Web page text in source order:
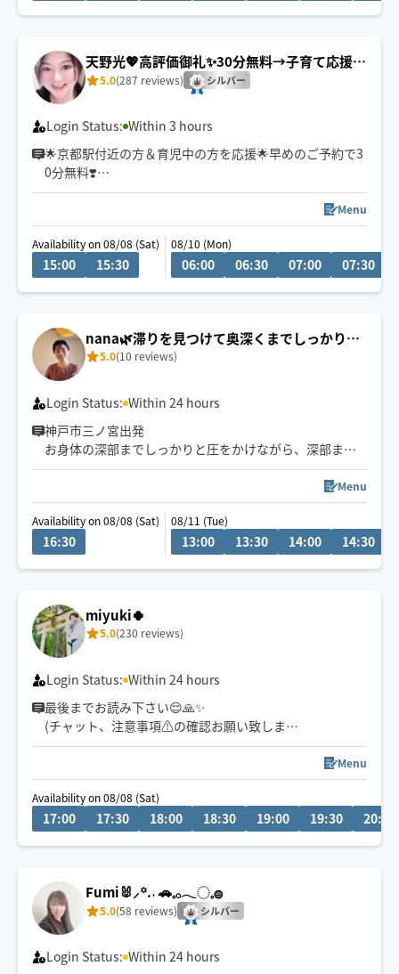
天野光💖高評価御礼✨30分無料→子育て応援＆
京都駅付近💕
5.0(287 reviews) シルバー
Login Status: Within 3 hours
🌟京都駅付近の方＆育児中の方を応援🌟早めのご予約で3
0分無料❣️
初めまして。指圧と整体とリバースエイジング(若返り)が
得意なエステティシャンです♪有名人も通われる会員制
サロンにスカウトされ、勤めておりました。大阪府個人
ランキング上位実績あり。有名５つ星ホテルのサロン勤
務(60分・22,000円〜)
Menu
Availability on 08/08 (Sat)
15:00 15:30
08/10 (Mon)
06:00 06:30 07:00 07:30
nana🌿滞りを見つけて奥深くまでしっかりア
プローチ🐾
5.0(10 reviews)
Login Status: Within 24 hours
神戸市三ノ宮出発
お身体の深部までしっかりと圧をかけながら、深部まで
緩めていく施術が得意です☺️
滞りを見つけて、深いリンパや筋肉に優しくアプローチ
します✨
お身体や心が軽くなる感覚を味わっていただけると思い
て、力加減や施術内容も丁寧に調整いたします。
しっかりと一生懸命施術させていただくのではじめての
方も、安心してお任せください。
Menu
Availability on 08/08 (Sat)
16:30
08/11 (Tue)
13:00 13:30 14:00 14:30
miyuki🍀
5.0(230 reviews)
Login Status: Within 24 hours
最後までお読み下さい😌🙏✨
(チャット、注意事項⚠️の確認お願い致します)
自転車🚲移動の為、
時間に余裕を持って
リクエストお願い致します😌✨
Menu
Availability on 08/08 (Sat)
17:00 17:30 18:00 18:30 19:00 19:30 20:00
Fumi🐰⸝꙳.‎˖ 🚗𓈒𓂂𓂃◌𓈒𓐍
5.0(58 reviews) シルバー
Login Status: Within 24 hours